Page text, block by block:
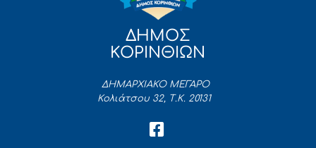
ΔΗΜΟΣ
ΚΟΡΙΝΘΙΩΝ
ΔΗΜΑΡΧΙΑΚΟ ΜΕΓΑΡΟ
Κολιάτσου 32, Τ.Κ. 20131